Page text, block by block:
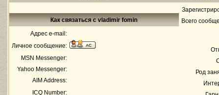
Всего
Род
Как связаться с vladimir fomin
Адрес e-mail:
Личное сообщение:
MSN Messenger:
Yahoo Messenger:
AIM Address:
ICQ Number: